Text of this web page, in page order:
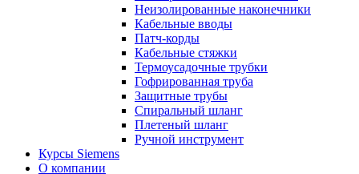
Неизолированные наконечники
Кабельные вводы
Патч-корды
Кабельные стяжки
Термоусадочные трубки
Гофрированная труба
Защитные трубы
Спиральный шланг
Плетеный шланг
Ручной инструмент
Курсы Siemens
О компании